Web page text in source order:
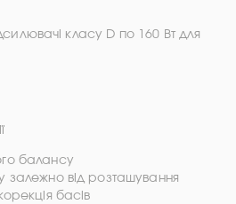
класу D по 160 Вт для
балансу
залежно від розташування
басів